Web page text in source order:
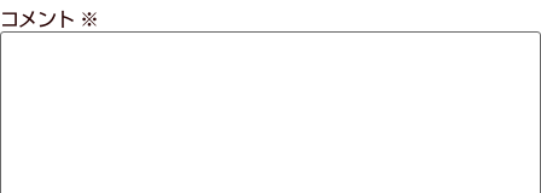
コメント ※